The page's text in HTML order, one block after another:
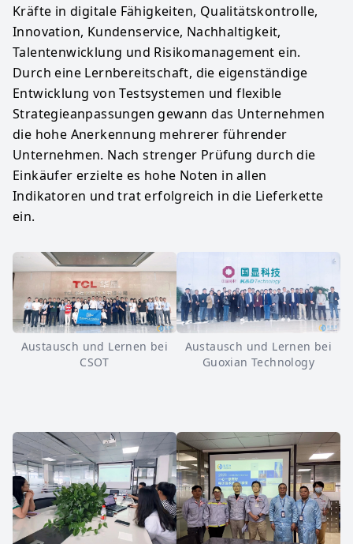
Kräfte in digitale Fähigkeiten, Qualitätskontrolle,
Innovation, Kundenservice, Nachhaltigkeit,
Talentenwicklung und Risikomanagement ein.
Durch eine Lernbereitschaft, die eigenständige
Entwicklung von Testsystemen und flexible
Strategieanpassungen gewann das Unternehmen
die hohe Anerkennung mehrerer führender
Unternehmen. Nach strenger Prüfung durch die
Einkäufer erzielte es hohe Noten in allen
Indikatoren und trat erfolgreich in die Lieferkette
ein.
Austausch und Lernen bei
CSOT
Austausch und Lernen bei
Guoxian Technology